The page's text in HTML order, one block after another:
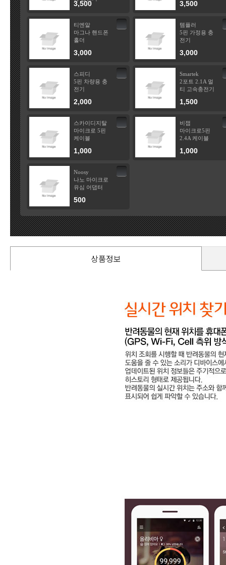
3,500 3,500
티엔알
마그나 핸드폰
홀더
3,000
템플러
5핀 가정용 충
전기
3,000
스피디
5핀 차량용 충
전기
2,000
Smartek
2포트 2.1A 멀
티 고속충전기
1,500
스카이디지탈
마이크로 5핀
케이블
1,000
비잽
마이크로5핀
2.4A 케이블
1,000
Noosy
나노 마이크로
유심 어댑터
500
상품정보